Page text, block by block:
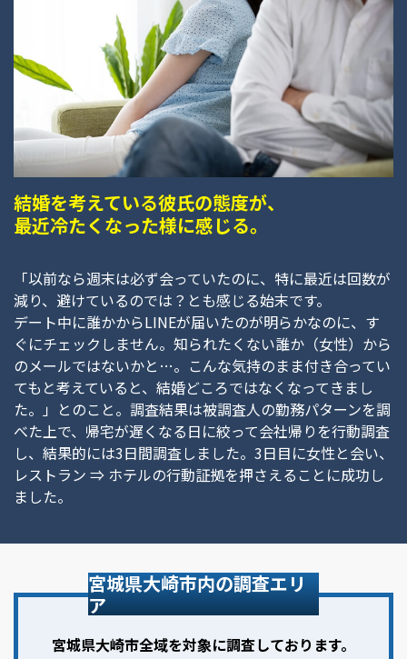
結婚を考えている彼氏の態度が、
最近冷たくなった様に感じる。
「以前なら週末は必ず会っていたのに、特に最近は回数が
減り、避けているのでは？とも感じる始末です。
デート中に誰かからLINEが届いたのが明らかなのに、す
ぐにチェックしません。知られたくない誰か（女性）から
のメールではないかと…。こんな気持のまま付き合ってい
てもと考えていると、結婚どころではなくなってきまし
た。」とのこと。調査結果は被調査人の勤務パターンを調
べた上で、帰宅が遅くなる日に絞って会社帰りを行動調査
し、結果的には3日間調査しました。3日目に女性と会い、
レストラン ⇒ ホテルの行動証拠を押さえることに成功し
ました。
宮城県大崎市内の調査エリ
ア
宮城県大崎市全域を対象に調査しております。